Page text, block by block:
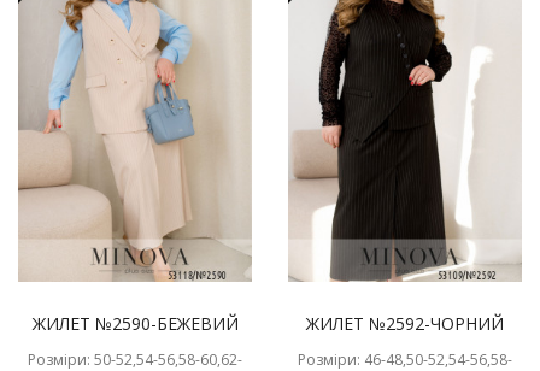
ЖИЛЕТ №2590-БЕЖЕВИЙ
Розміри: 50-52,54-56,58-60,62-
ЖИЛЕТ №2592-ЧОРНИЙ
Розміри: 46-48,50-52,54-56,58-